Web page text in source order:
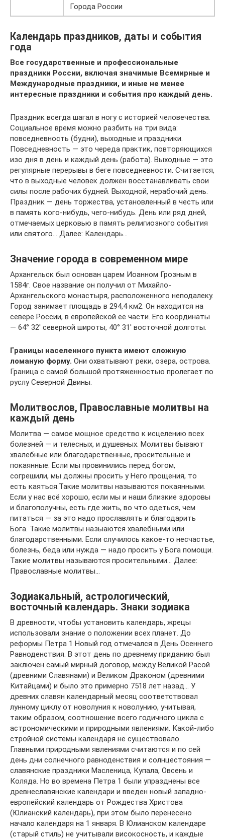
Города России
Календарь праздников, даты и события
года
Все государственные и профессиональные
праздники России, включая значимые Всемирные и
Международные праздники, и иные не менее
интересные праздники и события про каждый день.
Праздник всегда шагал в ногу с историей человечества.
Социальное время можно разбить на три вида:
повседневность (будни), выходные и праздники.
Повседневность — это череда практик, повторяющихся
изо дня в день и каждый день (работа). Выходные — это
регулярные перерывы в беге повседневности. Считается,
что в выходные человек должен восстанавливать свои
силы после рабочих будней. Выходной, нерабочий день.
Праздник — день торжества, установленный в честь или
в память кого-нибудь, чего-нибудь. День или ряд дней,
отмечаемых церковью в память религиозного события
или святого… Далее: Календарь…
Значение города в современном мире
Архангельск был основан царем Иоанном Грозным в
1584г. Свое название он получил от Михайло-
Архангельского монастыря, расположенного неподалеку.
Город занимает площадь в 294,4 км2. Он находится на
севере России, в европейской ее части. Его координаты
— 64° 32′ северной широты, 40° 31′ восточной долготы.
Границы населенного пункта имеют сложную
ломаную форму. Они охватывают реки, озера, острова.
Граница с самой большой протяженностью пролегает по
руслу Северной Двины.
Молитвослов, Православные молитвы на
каждый день
Молитва — самое мощное средство к исцелению всех
болезней — и телесных, и душевных. Молитвы бывают
хвалебные или благодарственные, просительные и
покаянные. Если мы провинились перед богом,
согрешили, мы должны просить у Него прощения, то
есть каяться.Такие молитвы называются покаянными.
Если у нас всё хорошо, если мы и наши близкие здоровы
и благополучны, есть где жить, во что одеться, чем
питаться — за это надо прославлять и благодарить
Бога. Такие молитвы назыаются хвалебными или
благодарственными. Если случилось какое-то несчастье,
болезнь, беда или нужда — надо просить у Бога помощи.
Такие молитвы называются просительными… Далее:
Православные молитвы…
Зодиакальный, астрологический,
восточный календарь. Знаки зодиака
В древности, чтобы установить календарь, жрецы
использовали знание о положении всех планет. До
реформы Петра 1 Новый год отмечался в День Осеннего
Равноденствия. В этот день по древнему приданию был
заключен самый мирный договор, между Великой Расой
(древними Славянами) и Великом Драконом (древними
Китайцами) и было это примерно 7518 лет назад… У
древних славян календарный месяц соответствовал
лунному циклу от новолуния к новолунию, учитывая,
таким образом, соотношение всего годичного цикла с
астрономическими и природными явлениями. Какой-либо
стройной системы календаря не существовало.
Главными природными явлениями считаются и по сей
день дни солнечного равноденствия и солнцестояния —
славянские праздники Масленица, Купала, Овсень и
Коляда. Но во времена Петра 1 были упразднены все
древнеславянские календари и введен новый западно-
европейский календарь от Рождества Христова
(Юлианский календарь), при этом было перенесено
начало календаря на 1 января. В Юлианском календаре
(старый стиль) не учитывали високосность, и каждые